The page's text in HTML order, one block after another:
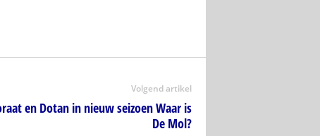
Volgend artikel
en Dotan in nieuw seizoen Waar is
De Mol?